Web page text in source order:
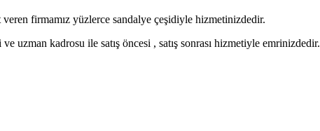
firmamız yüzlerce sandalye çeşidiyle hizmetinizdedir.
uzman kadrosu ile satış öncesi , satış sonrası hizmetiyle emrinizdedir.